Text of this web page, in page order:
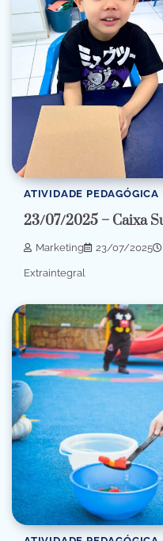
ATIVIDADE PEDAGÓGICA
23/07/2025 – Caixa
Marketing 23/07/2025
Extraintegral